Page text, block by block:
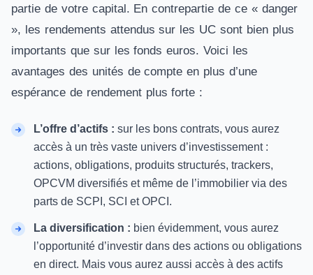
partie de votre capital. En contrepartie de ce « danger
», les rendements attendus sur les UC sont bien plus
importants que sur les fonds euros. Voici les
avantages des unités de compte en plus d’une
espérance de rendement plus forte :
L’offre d’actifs : sur les bons contrats, vous aurez
accès à un très vaste univers d’investissement :
actions, obligations, produits structurés, trackers,
OPCVM diversifiés et même de l’immobilier via des
parts de SCPI , SCI et OPCI.
La diversification : bien évidemment, vous aurez
l’opportunité d’investir dans des actions ou obligations
en direct. Mais vous aurez aussi accès à des actifs